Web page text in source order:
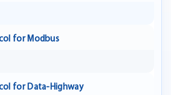
for Modbus
for Data-Highway